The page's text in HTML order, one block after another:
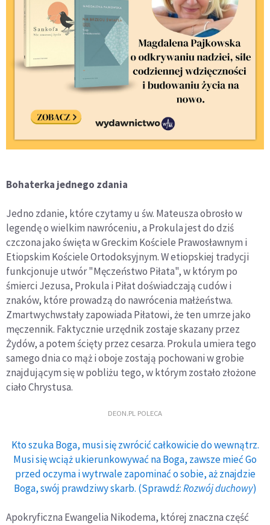
Bohaterka jednego zdania
Jedno zdanie, które czytamy u św. Mateusza obrosło w
legendę o wielkim nawróceniu, a Prokula jest do dziś
czczona jako święta w Greckim Kościele Prawosławnym i
Etiopskim Kościele Ortodoksyjnym. W etiopskiej tradycji
funkcjonuje utwór "Męczeństwo Piłata", w którym po
śmierci Jezusa, Prokula i Piłat doświadczają cudów i
znaków, które prowadzą do nawrócenia małżeństwa.
Zmartwychwstały zapowiada Piłatowi, że ten umrze jako
męczennik. Faktycznie urzędnik zostaje skazany przez
Żydów, a potem ścięty przez cesarza. Prokula umiera tego
samego dnia co mąż i oboje zostają pochowani w grobie
znajdującym się w pobliżu tego, w którym zostało złożone
ciało Chrystusa.
DEON.PL POLECA
Kto szuka Boga, musi się zwrócić całkowicie do wewnątrz.
Musi się wciąż ukierunkowywać na Boga, zawsze mieć Go
przed oczyma i wytrwale zapominać o sobie, aż znajdzie
Boga, swój prawdziwy skarb. (Sprawdź:Rozwój duchowy)
Apokryficzna Ewangelia Nikodema, której znaczna część